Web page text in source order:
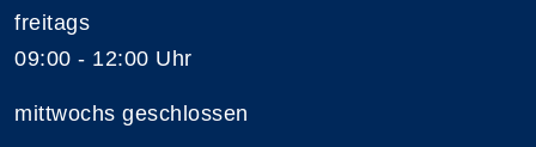
freitags
09:00 - 12:00 Uhr
mittwochs geschlossen